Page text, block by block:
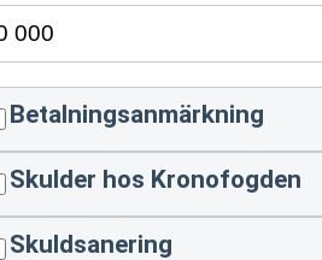
Betalningsanmärkning
Skulder hos Kronofogden
Skuldsanering